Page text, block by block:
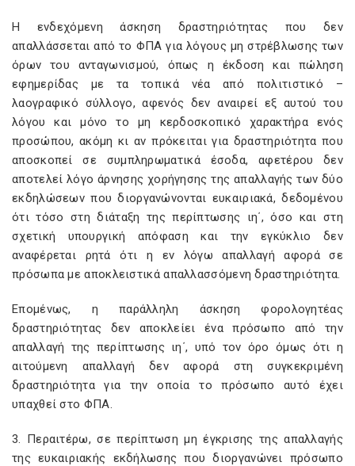
Η ενδεχόμενη άσκηση δραστηριότητας που δεν
απαλλάσσεται από το ΦΠΑ για λόγους μη στρέβλωσης των
όρων του ανταγωνισμού, όπως η έκδοση και πώληση
εφημερίδας με τα τοπικά νέα από πολιτιστικό –
λαογραφικό σύλλογο, αφενός δεν αναιρεί εξ αυτού του
λόγου και μόνο το μη κερδοσκοπικό χαρακτήρα ενός
προσώπου, ακόμη κι αν πρόκειται για δραστηριότητα που
αποσκοπεί σε συμπληρωματικά έσοδα, αφετέρου δεν
αποτελεί λόγο άρνησης χορήγησης της απαλλαγής των δύο
εκδηλώσεων που διοργανώνονται ευκαιριακά, δεδομένου
ότι τόσο στη διάταξη της περίπτωσης ιη΄, όσο και στη
σχετική υπουργική απόφαση και την εγκύκλιο δεν
αναφέρεται ρητά ότι η εν λόγω απαλλαγή αφορά σε
πρόσωπα με αποκλειστικά απαλλασσόμενη δραστηριότητα.
Επομένως, η παράλληλη άσκηση φορολογητέας
δραστηριότητας δεν αποκλείει ένα πρόσωπο από την
απαλλαγή της περίπτωσης ιη΄, υπό τον όρο όμως ότι η
αιτούμενη απαλλαγή δεν αφορά στη συγκεκριμένη
δραστηριότητα για την οποία το πρόσωπο αυτό έχει
υπαχθεί στο ΦΠΑ.
3. Περαιτέρω, σε περίπτωση μη έγκρισης της απαλλαγής
της ευκαιριακής εκδήλωσης που διοργανώνει πρόσωπο